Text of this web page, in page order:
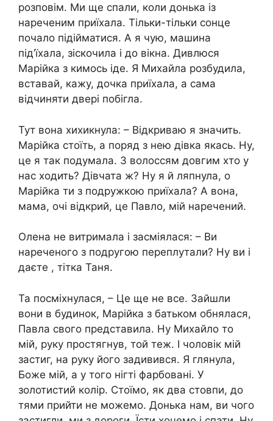
розповім. Ми ще спали, коли донька із
нареченим приїхала. Тільки-тільки сонце
почало підійматися. А я чую, машина
під’їхала, зіскочила і до вікна. Дивлюся
Марійка з кимось іде. Я Михайла розбудила,
вставай, кажу, дочка приїхала, а сама
відчиняти двері побігла.
Тут вона хихикнула: – Відкриваю я значить.
Марійка стоїть, а поряд з нею дівка якась. Ну,
це я так подумала. З волоссям довгим хто у
нас ходить? Дівчата ж? Ну я й ляпнула, о
Марійка ти з подружкою приїхала? А вона,
мама, очі відкрий, це Павло, мій наречений.
Олена не витримала і засміялася: – Ви
нареченого з подругою переплутали? Ну ви і
даєте , тітка Таня.
Та посміхнулася, – Це ще не все. Зайшли
вони в будинок, Марійка з батьком обнялася,
Павла свого представила. Ну Михайло то
мій, руку простягнув, той теж. І чоловік мій
застиг, на руку його задивився. Я глянула,
Боже мій, а у того нігті фарбовані. У
золотистий колір. Стоїмо, як два стовпи, до
тями прийти не можемо. Донька нам, ви чого